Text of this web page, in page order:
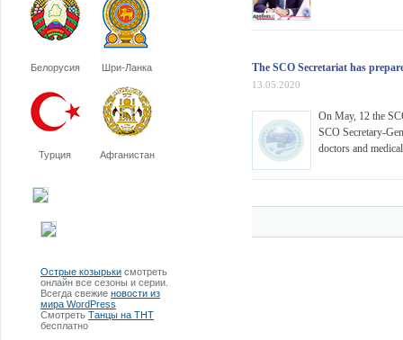
Белорусия Шри-Ланка
Турция Афганистан
Острые козырьки смотреть
онлайн все сезоны и серии.
Всегда свежие новости из
мира WordPress
Смотреть Танцы на ТНТ
бесплатно
The SCO Secretariat has
13.05.2020
On May, 12 the
SCO Secretary-
doctors and